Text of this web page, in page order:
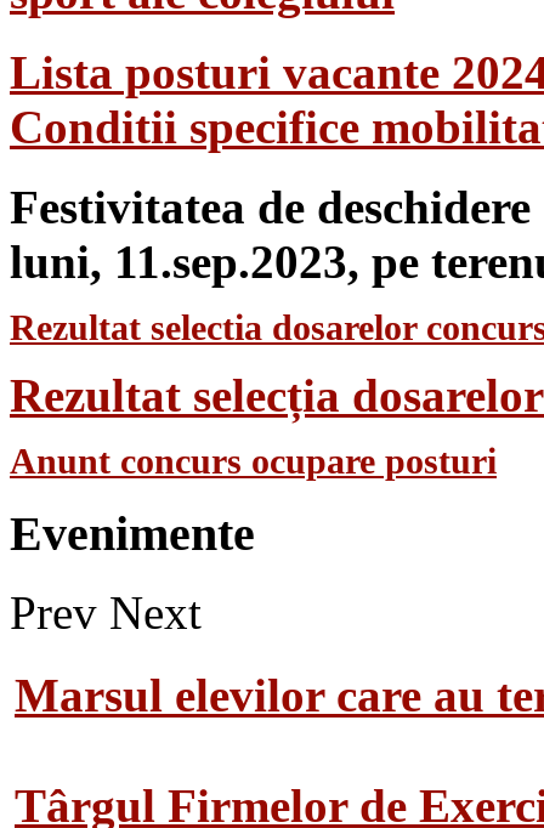
Lista posturi vacante
Conditii specifice
Festivitatea de
luni, 11.sep.2023, pe
Rezultat selectia dosarelor
Rezultat selecția
Anunt concurs ocupare posturi
Evenimente
Prev Next
Marsul elevilor care au
Târgul Firmelor de